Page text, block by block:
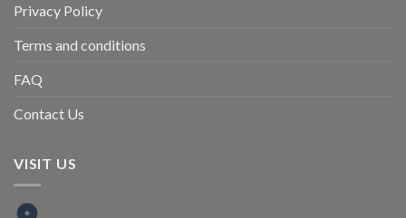
Privacy Policy
Terms and conditions
FAQ
Contact Us
VISIT US